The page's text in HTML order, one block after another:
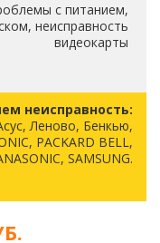
с питанием,
неисправность
видеокарты
неисправность:
Леново, Бенкью,
PACKARD BELL,
SAMSUNG.